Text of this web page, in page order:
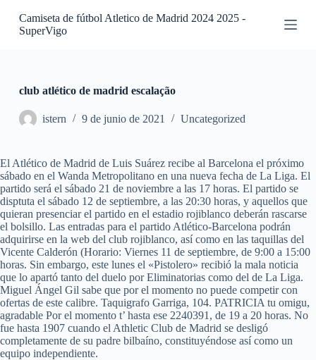
S
e
n
i
d
o
Camiseta de fútbol Atletico de Madrid 2024 2025 -
SuperVigo
club atlético de madrid escalação
istern 9 de junio de 2021 Uncategorized
El Atlético de Madrid de Luis Suárez recibe al Barcelona el próximo
sábado en el Wanda Metropolitano en una nueva fecha de La Liga. El
partido será el sábado 21 de noviembre a las 17 horas. El partido se
disptuta el sábado 12 de septiembre, a las 20:30 horas, y aquellos que
quieran presenciar el partido en el estadio rojiblanco deberán rascarse
el bolsillo. Las entradas para el partido Atlético-Barcelona podrán
adquirirse en la web del club rojiblanco, así como en las taquillas del
Vicente Calderón (Horario: Viernes 11 de septiembre, de 9:00 a 15:00
horas. Sin embargo, este lunes el «Pistolero» recibió la mala noticia
que lo apartó tanto del duelo por Eliminatorias como del de La Liga.
Miguel Ángel Gil sabe que por el momento no puede competir con
ofertas de este calibre. Taquigrafo Garriga, 104. PATRICIA tu omigu,
agradable Por el momento t’ hasta ese 2240391, de 19 a 20 horas. No
fue hasta 1907 cuando el Athletic Club de Madrid se desligó
completamente de su padre bilbaíno, constituyéndose así como un
equipo independiente.